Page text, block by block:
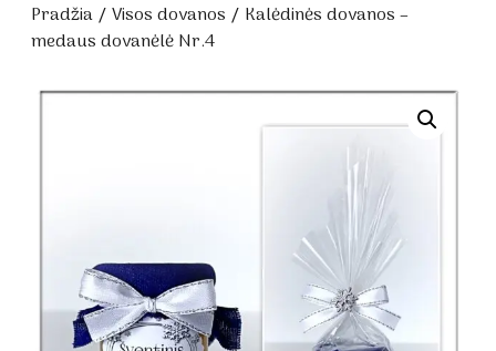
Pradžia/Visos dovanos / Kalėdinės dovanos –
medaus dovanėlė Nr.4